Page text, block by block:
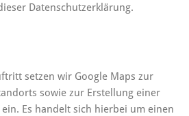
Datenschutzerklärung.
setzen wir Google Maps zur
sowie zur Erstellung einer
Es handelt sich hierbei um einen